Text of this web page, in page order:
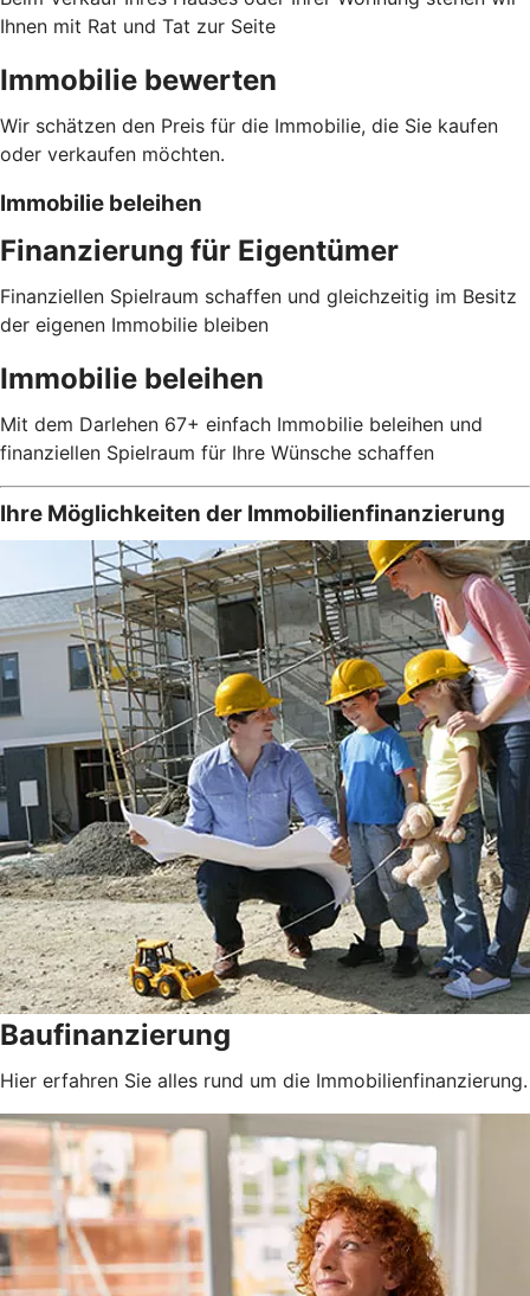
Ihnen mit Rat und Tat zur Seite
Immobilie bewerten
Wir schätzen den Preis für die Immobilie, die Sie kaufen
oder verkaufen möchten.
Immobilie beleihen
Finanzierung für Eigentümer
Finanziellen Spielraum schaffen und gleichzeitig im Besitz
der eigenen Immobilie bleiben
Immobilie beleihen
Mit dem Darlehen 67+ einfach Immobilie beleihen und
finanziellen Spielraum für Ihre Wünsche schaffen
Ihre Möglichkeiten der Immobilienfinanzierung
Baufinanzierung
Hier erfahren Sie alles rund um die Immobilienfinanzierung.